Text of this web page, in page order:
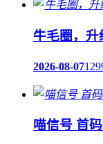
牛毛圈，
2026-08-07
喵信号 首